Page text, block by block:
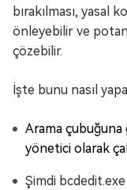
bırakılması, yasal
önleyebilir ve
çözebilir.
İşte bunu nasıl
Arama çubuğuna
yönetici olarak
Şimdi